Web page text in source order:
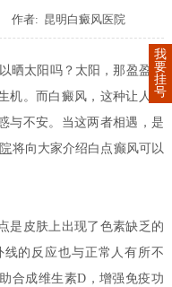
作者: 昆明白癜风医院
晒太阳吗？太阳，那盈盈的
机。而白癜风，这种让人们
与不安。当这两者相遇，是
将向大家介绍白点癫风可以
皮肤上出现了色素缺乏的
线的反应也与正常人有所不
合成维生素D，增强免疫功
我
要
挂
号